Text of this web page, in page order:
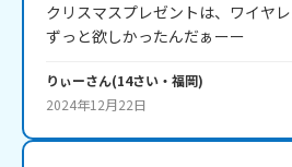
クリスマスプレゼントは、ワイヤ
ずっと欲しかったんだぁーー
りぃーさん(14さい・ 福岡)
2024年12月22日